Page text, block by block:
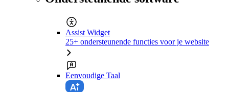
Assist Widget
25+ ondersteunende functies voor je website
Eenvoudige Taal